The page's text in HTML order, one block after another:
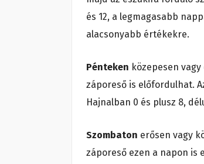
és 12, a legmagasabb
alacsonyabb értékekre.
Pénteken közepesen
záporeső is előfordulhat.
Hajnalban 0 és plusz 8,
Szombaton erősen vagy
záporeső ezen a napon is